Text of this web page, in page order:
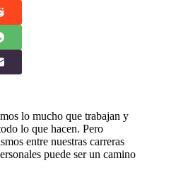
lo mucho que trabajan y
lo que hacen. Pero
entre nuestras carreras
puede ser un camino